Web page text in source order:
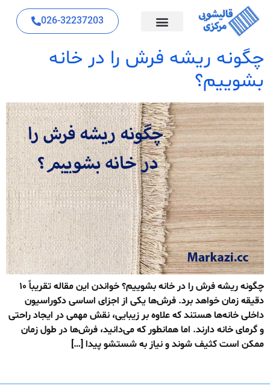
026-32237203
چگونه ریشه فرش را در خانه
بشوییم؟
چگونه ریشه فرش را در خانه بشوییم؟ خواندن این مقاله تقریباً ۱۰
دقیقه زمان خواهد برد. فرش‌ها یکی از اجزای اساسی دکوراسیون
داخلی خانه‌ها هستند که علاوه بر زیبایی، نقش مهمی در ایجاد راحتی
و گرمای خانه دارند. اما همانطور که می‌دانید، فرش‌ها در طول زمان
ممکن است کثیف شوند و نیاز به شستشو پیدا […]